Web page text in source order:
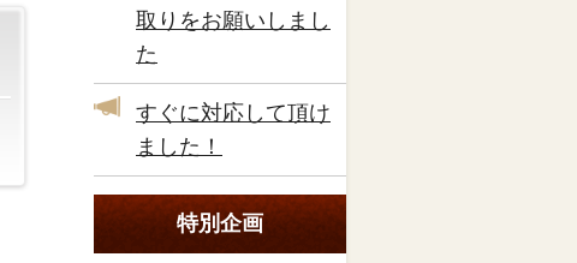
取りをお願いしまし
た
すぐに対応して頂け
ました！
特別企画